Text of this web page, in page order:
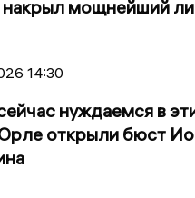
мощнейший
14:30
нуждаемся в
Орле открыли бюст